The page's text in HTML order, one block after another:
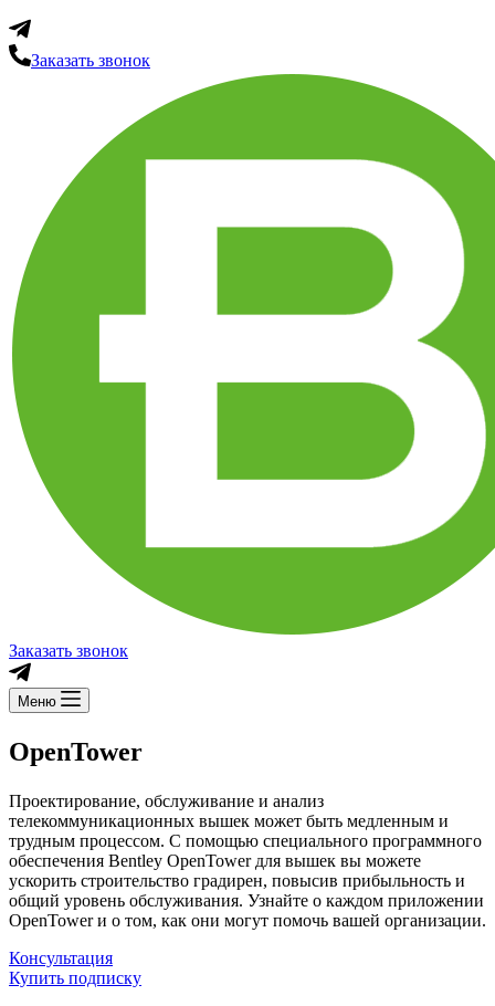
Заказать звонок
Заказать звонок
Меню
OpenTower
Проектирование, обслуживание и анализ
телекоммуникационных вышек может быть медленным и
трудным процессом. С помощью специального программного
обеспечения Bentley OpenTower для вышек вы можете
ускорить строительство градирен, повысив прибыльность и
общий уровень обслуживания. Узнайте о каждом приложении
OpenTower и о том, как они могут помочь вашей организации.
Консультация
Купить подписку